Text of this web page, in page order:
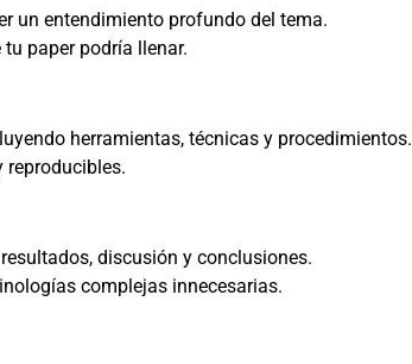
un entendimiento profundo del tema.
paper podría llenar.
herramientas, técnicas y procedimientos.
reproducibles.
discusión y conclusiones.
complejas innecesarias.